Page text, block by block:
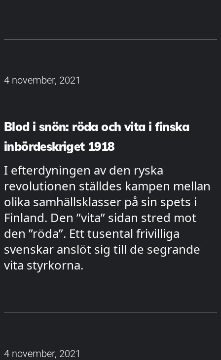
4 november, 2021
Blod i snön: röda och vita i finska
inbördeskriget 1918
I efterdyningen av den ryska
revolutionen ställdes kampen mellan
olika samhällsklasser på sin spets i
Finland. Den ”vita” sidan stred mot
den ”röda”. Ett tusental frivilliga
svenskar anslöt sig till de segrande
vita styrkorna.
4 november, 2021